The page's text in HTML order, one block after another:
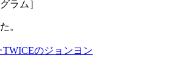
ラム］
。
のジョンヨン